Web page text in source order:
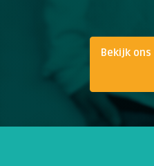
Bekijk